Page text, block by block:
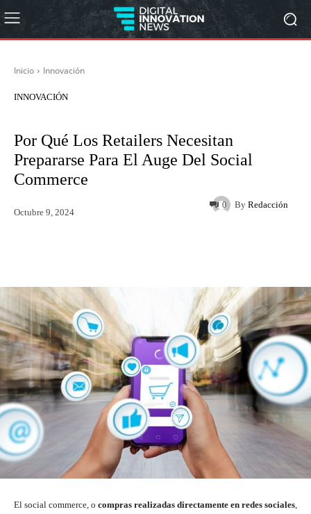
Inicio Innovación
INNOVACIÓN
Por Qué Los Retailers Necesitan
Prepararse Para El Auge Del Social
Commerce
By Redacción
Octubre 9, 2024
0
El social commerce, o compras realizadas directamente en redes sociales